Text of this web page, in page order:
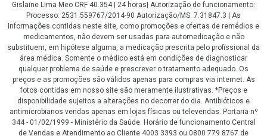
Gislaine Lima Meo CRF 40.354 | 24 horas| Autorização de funcionamento:
Processo: 2531.559767/2014-90 Autorização/MS: 7.31847.3 | As
informações contidas neste site, como promoções e ofertas de remédios e
medicamentos, não devem ser usadas para automedicação e não
substituem, em hipótese alguma, a medicação prescrita pelo profissional da
área médica. Somente o médico está em condições de diagnosticar
qualquer problema de saúde e prescrever o tratamento adequado. Os
preços e as promoções são válidos apenas para compras via internet. As
fotos contidas em nosso site são meramente ilustrativas. *Preços e
disponibilidade sujeitos a alterações no decorrer do dia. Antibióticos e
antimicrobianos vendas apenas em lojas físicas ou televendas. Portaria nº
344 - 01/02/1999 - Ministério da Saúde. Horário de funcionamento Central
de Vendas e Atendimento ao Cliente 4003 3393 ou 0800 779 8767 de